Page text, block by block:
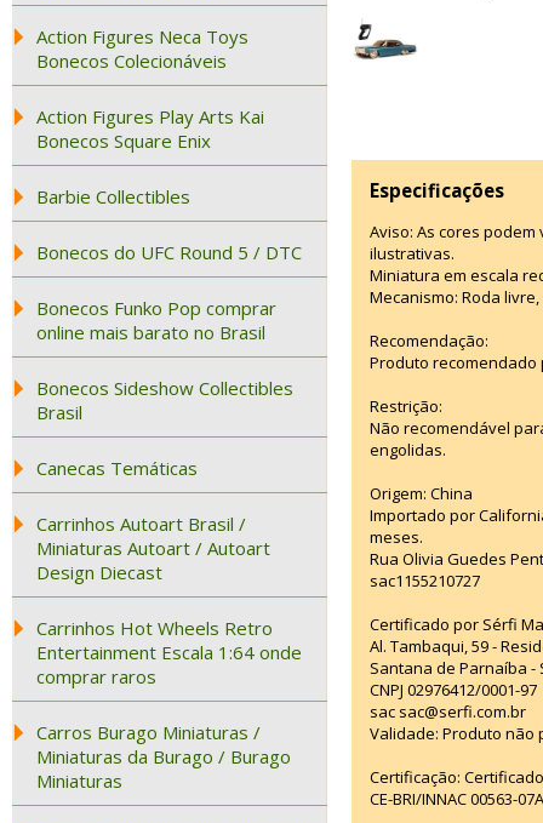
Action Figures Neca Toys
Bonecos Colecionáveis
Action Figures Play Arts Kai
Bonecos Square Enix
Barbie Collectibles
Bonecos do UFC Round 5 / DTC
Bonecos Funko Pop comprar
online mais barato no Brasil
Bonecos Sideshow Collectibles
Brasil
Canecas Temáticas
Carrinhos Autoart Brasil /
Miniaturas Autoart / Autoart
Design Diecast
Carrinhos Hot Wheels Retro
Entertainment Escala 1:64 onde
comprar raros
Carros Burago Miniaturas /
Miniaturas da Burago / Burago
Miniaturas
Especificações
Aviso: As cores
ilustrativas.
Miniatura em escala
Mecanismo: Roda
Recomendação:
Produto recomendado
Restrição:
Não recomendável
engolidas.
Origem: China
Importado por
meses.
Rua Olivia Guedes
sac1155210727
Certificado por Sérfi
Al. Tambaqui, 59 -
Santana de Parnaíba -
CNPJ 02976412/0001-97
sac sac@serfi.com.br
Validade: Produto não
Certificação:
CE-BRI/INNAC 00563-